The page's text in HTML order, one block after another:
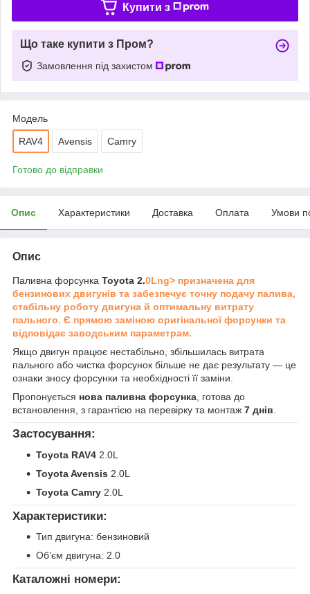
Купити з
Що таке купити з Пром?
Замовлення під захистом
Мoдель
RAV4 Avensis Camry
Готово до відправки
Опис Характеристики Доставка Оплата Умови
Опис
Паливна форсунка Toyota 2.0Lng> призначена для
бензинових двигунів та забезпечує точну подачу палива,
стабільну роботу двигуна й оптимальну витрату
пального. Є прямою заміною оригінальної форсунки та
відповідає заводським параметрам.
Якщо двигун працює нестабільно, збільшилась витрата
пального або чистка форсунок більше не дає результату — це
ознаки зносу форсунки та необхідності її заміни.
Пропонується нова паливна форсунка , готова до
встановлення, з гарантією на перевірку та монтаж 7 днів
Застосування:
Toyota RAV4 2.0L
Toyota Avensis 2.0L
Toyota Camry 2.0L
Характеристики:
Тип двигуна: бензиновий
Об’єм двигуна: 2.0
Каталожні номери: